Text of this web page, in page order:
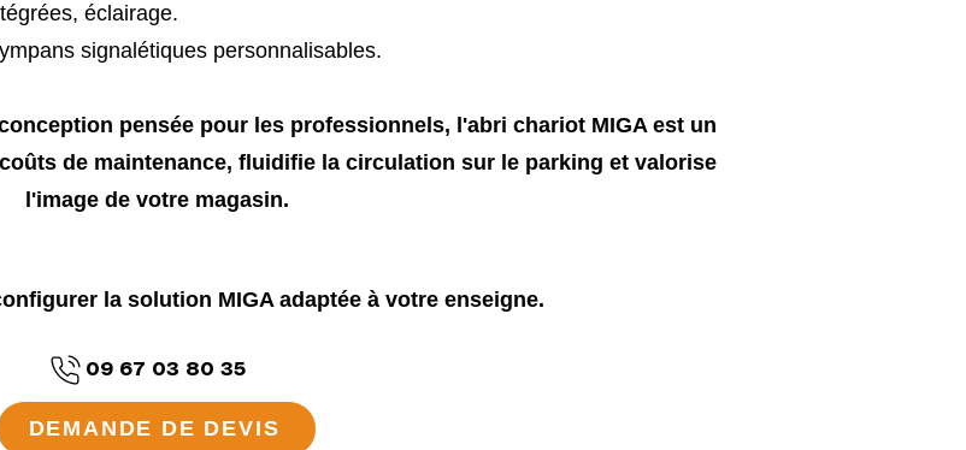
éclairage.
signalétiques personnalisables.
pensée pour les professionnels, l'abri chariot MIGA est un
de maintenance, fluidifie la circulation sur le parking et valorise
l'image de votre magasin.
la solution MIGA adaptée à votre enseigne.
09 67 03 80 35
DEMANDE DE DEVIS